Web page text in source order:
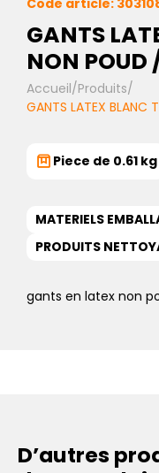
GANTS
NON POUD
Accueil/Produits/
GANTS LATEX BLANC
Piece de 0.61 kg
MATERIELS
PRODUITS
gants en latex non
D’autres